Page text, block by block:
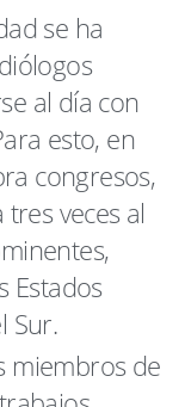
se ha
al día con
esto, en
congresos,
veces al
Estados
Sur.
miembros de